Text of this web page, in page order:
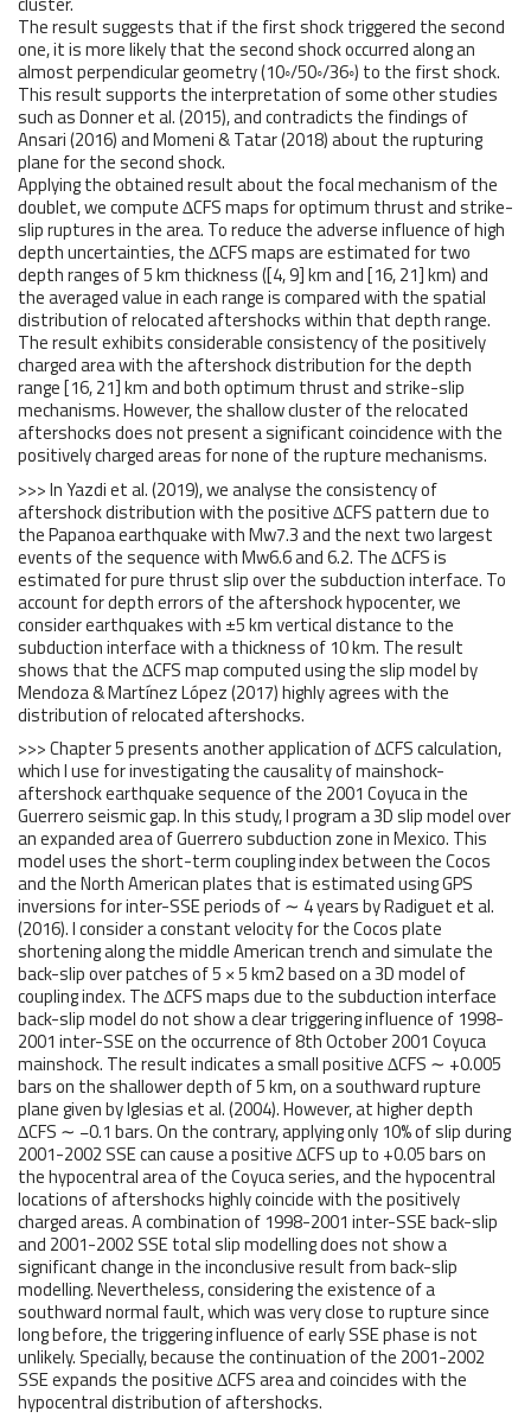
The result suggests that if the first shock triggered the second
one, it is more likely that the second shock occurred along an
almost perpendicular geometry (10◦/50◦/36◦) to the first shock.
This result supports the interpretation of some other studies
such as Donner et al. (2015), and contradicts the findings of
Ansari (2016) and Momeni & Tatar (2018) about the rupturing
plane for the second shock.
Applying the obtained result about the focal mechanism of the
doublet, we compute ∆CFS maps for optimum thrust and strike-
slip ruptures in the area. To reduce the adverse influence of high
depth uncertainties, the ∆CFS maps are estimated for two
depth ranges of 5 km thickness ([4, 9] km and [16, 21] km) and
the averaged value in each range is compared with the spatial
distribution of relocated aftershocks within that depth range.
The result exhibits considerable consistency of the positively
charged area with the aftershock distribution for the depth
range [16, 21] km and both optimum thrust and strike-slip
mechanisms. However, the shallow cluster of the relocated
aftershocks does not present a significant coincidence with the
positively charged areas for none of the rupture mechanisms.
>>> In Yazdi et al. (2019), we analyse the consistency of
aftershock distribution with the positive ∆CFS pattern due to
the Papanoa earthquake with Mw7.3 and the next two largest
events of the sequence with Mw6.6 and 6.2. The ∆CFS is
estimated for pure thrust slip over the subduction interface. To
account for depth errors of the aftershock hypocenter, we
consider earthquakes with ±5 km vertical distance to the
subduction interface with a thickness of 10 km. The result
shows that the ∆CFS map computed using the slip model by
Mendoza & Martínez López (2017) highly agrees with the
distribution of relocated aftershocks.
>>> Chapter 5 presents another application of ∆CFS calculation,
which I use for investigating the causality of mainshock-
aftershock earthquake sequence of the 2001 Coyuca in the
Guerrero seismic gap. In this study, I program a 3D slip model over
an expanded area of Guerrero subduction zone in Mexico. This
model uses the short-term coupling index between the Cocos
and the North American plates that is estimated using GPS
inversions for inter-SSE periods of ∼ 4 years by Radiguet et al.
(2016). I consider a constant velocity for the Cocos plate
shortening along the middle American trench and simulate the
back-slip over patches of 5 × 5 km2 based on a 3D model of
coupling index. The ∆CFS maps due to the subduction interface
back-slip model do not show a clear triggering influence of 1998-
2001 inter-SSE on the occurrence of 8th October 2001 Coyuca
mainshock. The result indicates a small positive ∆CFS ∼ +0.005
bars on the shallower depth of 5 km, on a southward rupture
plane given by Iglesias et al. (2004). However, at higher depth
∆CFS ∼ −0.1 bars. On the contrary, applying only 10% of slip during
2001-2002 SSE can cause a positive ∆CFS up to +0.05 bars on
the hypocentral area of the Coyuca series, and the hypocentral
locations of aftershocks highly coincide with the positively
charged areas. A combination of 1998-2001 inter-SSE back-slip
and 2001-2002 SSE total slip modelling does not show a
significant change in the inconclusive result from back-slip
modelling. Nevertheless, considering the existence of a
southward normal fault, which was very close to rupture since
long before, the triggering influence of early SSE phase is not
unlikely. Specially, because the continuation of the 2001-2002
SSE expands the positive ∆CFS area and coincides with the
hypocentral distribution of aftershocks.